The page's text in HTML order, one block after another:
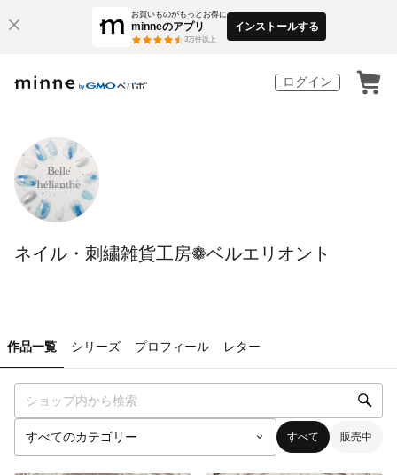
お買いものがもっとお得に
minneのアプリ
3万件以上
インストールする
ログイン
ネイル・刺繍雑貨工房❁ベルエリオント
作品一覧 シリーズ プロフィール レター
すべて 販売中